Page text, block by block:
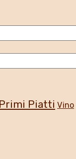
Primi Piatti Vino